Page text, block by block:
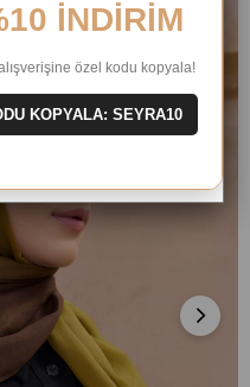
İNDİRİM
özel kodu kopyala!
KOPYALA: SEYRA10